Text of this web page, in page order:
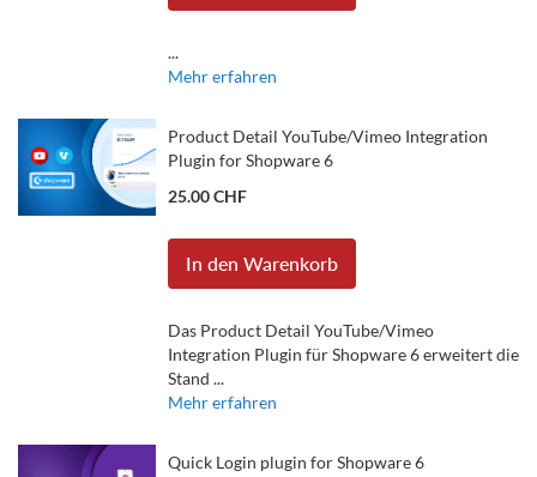
...
Mehr erfahren
Product Detail YouTube/Vimeo Integration
Plugin for Shopware 6
25.00 CHF
In den Warenkorb
Das Product Detail YouTube/Vimeo
Integration Plugin für Shopware 6 erweitert die
Stand ...
Mehr erfahren
Quick Login plugin for Shopware 6